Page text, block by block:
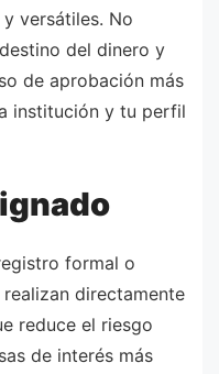
versátiles. No
del dinero y
de aprobación más
institución y tu perfil
formal o
directamente
reduce el riesgo
de interés más